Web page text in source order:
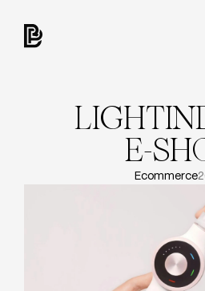
LIGHTIN
E-SH
Ecommerce